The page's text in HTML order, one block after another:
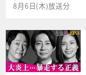
8月6日(木)放送分